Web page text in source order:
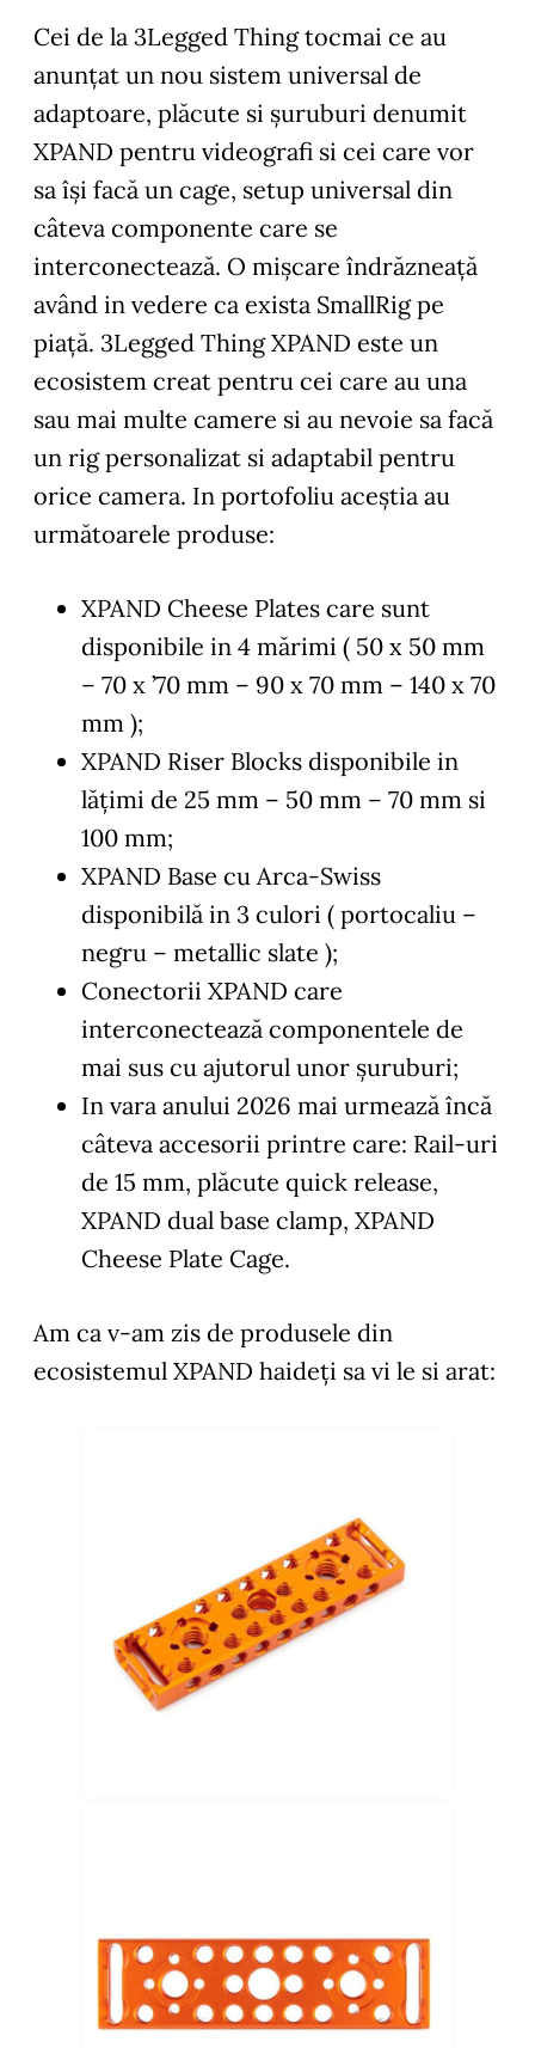
Cei de la 3Legged Thing tocmai ce au
anunțat un nou sistem universal de
adaptoare, plăcute si șuruburi denumit
XPAND pentru videografi si cei care vor
sa își facă un cage, setup universal din
câteva componente care se
interconectează. O mișcare îndrăzneață
având in vedere ca exista SmallRig pe
piață. 3Legged Thing XPAND este un
ecosistem creat pentru cei care au una
sau mai multe camere si au nevoie sa facă
un rig personalizat si adaptabil pentru
orice camera. In portofoliu aceștia au
următoarele produse:
XPAND Cheese Plates care sunt
disponibile in 4 mărimi ( 50 x 50 mm
– 70 x ’70 mm – 90 x 70 mm – 140 x 70
mm );
XPAND Riser Blocks disponibile in
lățimi de 25 mm – 50 mm – 70 mm si
100 mm;
XPAND Base cu Arca-Swiss
disponibilă in 3 culori ( portocaliu –
negru – metallic slate );
Conectorii XPAND care
interconectează componentele de
mai sus cu ajutorul unor șuruburi;
In vara anului 2026 mai urmează încă
câteva accesorii printre care: Rail-uri
de 15 mm, plăcute quick release,
XPAND dual base clamp, XPAND
Cheese Plate Cage.
Am ca v-am zis de produsele din
ecosistemul XPAND haideți sa vi le si arat: